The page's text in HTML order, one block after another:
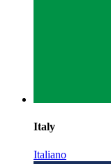
Italy
Italiano